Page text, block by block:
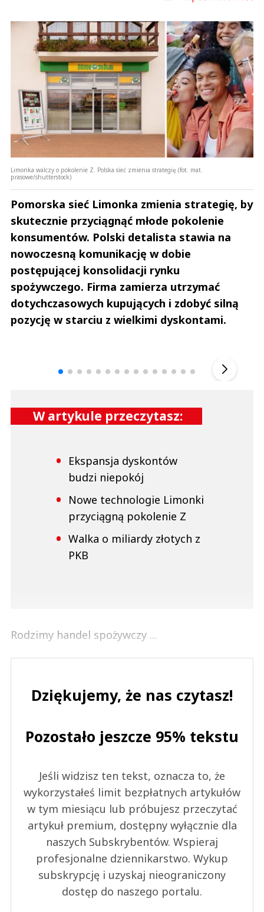
Limonka walczy o pokolenie Z. Polska sieć zmienia strategię (fot. mat.
prasowe/shutterstock)
Pomorska sieć Limonka zmienia strategię, by
skutecznie przyciągnąć młode pokolenie
konsumentów. Polski detalista stawia na
nowoczesną komunikację w dobie
postępującej konsolidacji rynku
spożywczego. Firma zamierza utrzymać
dotychczasowych kupujących i zdobyć silną
pozycję w starciu z wielkimi dyskontami.
W artykule przeczytasz:
Ekspansja dyskontów
budzi niepokój
Nowe technologie Limonki
przyciągną pokolenie Z
Walka o miliardy złotych z
PKB
Rodzimy handel spożywczy ...
Dziękujemy, że nas czytasz!
Pozostało jeszcze 95% tekstu
Jeśli widzisz ten tekst, oznacza to, że
wykorzystałeś limit bezpłatnych artykułów
w tym miesiącu lub próbujesz przeczytać
artykuł premium, dostępny wyłącznie dla
naszych Subskrybentów. Wspieraj
profesjonalne dziennikarstwo. Wykup
subskrypcję i uzyskaj nieograniczony
dostęp do naszego portalu.